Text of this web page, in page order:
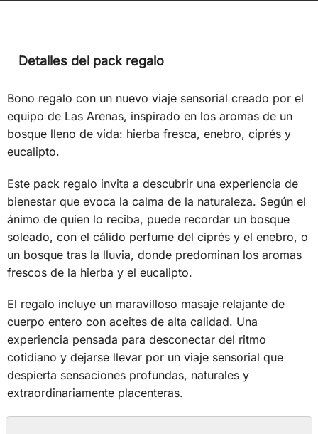
Detalles del pack regalo
Bono regalo con un nuevo viaje sensorial creado por el
equipo de Las Arenas, inspirado en los aromas de un
bosque lleno de vida: hierba fresca, enebro, ciprés y
eucalipto.
Este pack regalo invita a descubrir una experiencia de
bienestar que evoca la calma de la naturaleza. Según el
ánimo de quien lo reciba, puede recordar un bosque
soleado, con el cálido perfume del ciprés y el enebro, o
un bosque tras la lluvia, donde predominan los aromas
frescos de la hierba y el eucalipto.
El regalo incluye un maravilloso masaje relajante de
cuerpo entero con aceites de alta calidad. Una
experiencia pensada para desconectar del ritmo
cotidiano y dejarse llevar por un viaje sensorial que
despierta sensaciones profundas, naturales y
extraordinariamente placenteras.